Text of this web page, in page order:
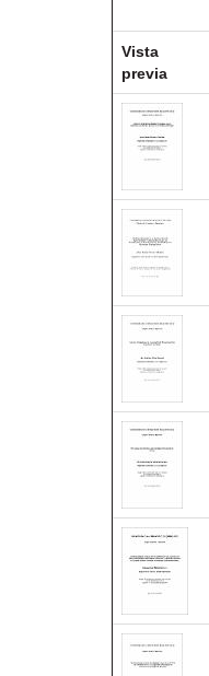
Vista
previa